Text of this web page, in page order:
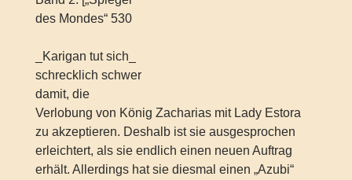
des Mondes“ 530
_Karigan tut sich_
schrecklich schwer
damit, die
Verlobung von König Zacharias mit Lady Estora
zu akzeptieren. Deshalb ist sie ausgesprochen
erleichtert, als sie endlich einen neuen Auftrag
erhält. Allerdings hat sie diesmal einen „Azubi“